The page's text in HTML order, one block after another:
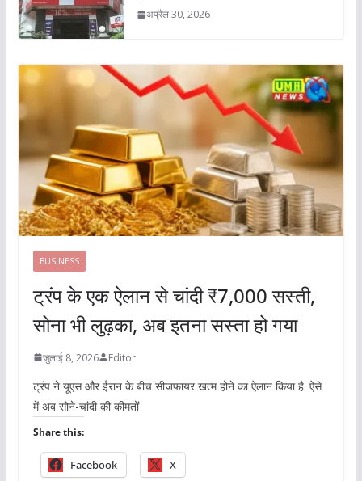
अप्रैल 30, 2026
BUSINESS
ट्रंप के एक ऐलान से चांदी ₹7,000 सस्ती,
सोना भी लुढ़का, अब इतना सस्ता हो गया
जुलाई 8, 2026 Editor
ट्रंप ने यूएस और ईरान के बीच सीजफायर खत्म होने का ऐलान किया है. ऐसे
में अब सोने-चांदी की कीमतों
Share this:
Facebook X